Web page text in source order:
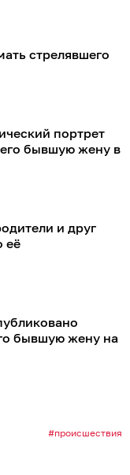
стрелявшего
портрет
бывшую жену в
и друг
её
бывшую жену на
происшествия